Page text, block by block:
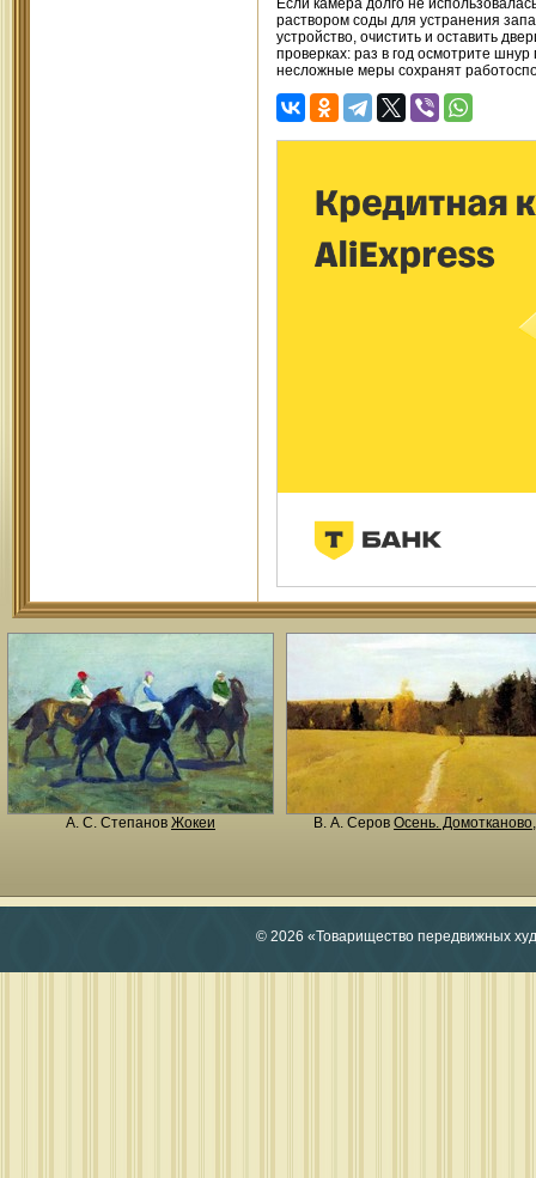
Если камера долго не
раствором соды для устранения
устройство, очистить и оставить
проверках: раз в год осмотрите
несложные меры сохранят
А. С. Степанов Жокеи В. А. Серов Осень. Домотканово
© 2026 «Товарищество передвижных